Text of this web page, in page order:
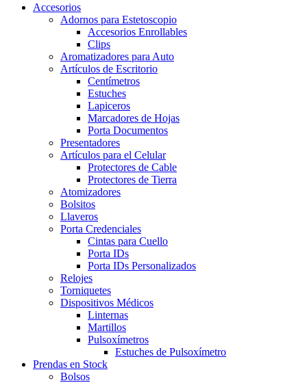
Accesorios
Adornos para Estetoscopio
Accesorios Enrollables
Clips
Aromatizadores para Auto
Artículos de Escritorio
Centímetros
Estuches
Lapiceros
Marcadores de Hojas
Porta Documentos
Presentadores
Artículos para el Celular
Protectores de Cable
Protectores de Tierra
Atomizadores
Bolsitos
Llaveros
Porta Credenciales
Cintas para Cuello
Porta IDs
Porta IDs Personalizados
Relojes
Torniquetes
Dispositivos Médicos
Linternas
Martillos
Pulsoxímetros
Estuches de Pulsoxímetro
Prendas en Stock
Bolsos